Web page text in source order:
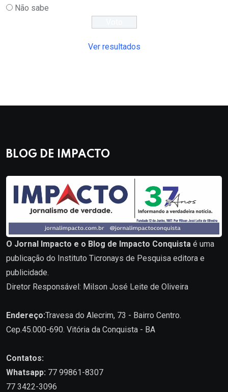
Não sabe
Ver resultados
BLOG DE IMPACTO
O Jornal Impacto e o Blog de Impacto Conquista é uma
publicação do Instituto Ticronays de Pesquisa editora e
publicidade.
Diretor Responsável: Milson José Leite de Oliveira
Endereço:Travesa do Alecrim, 73 - Bairro Centro.
Cep.45.000-690. Vitória da Conquista - BA
Contatos:
Whatsapp: 77 99861-8307
77 3422-3096